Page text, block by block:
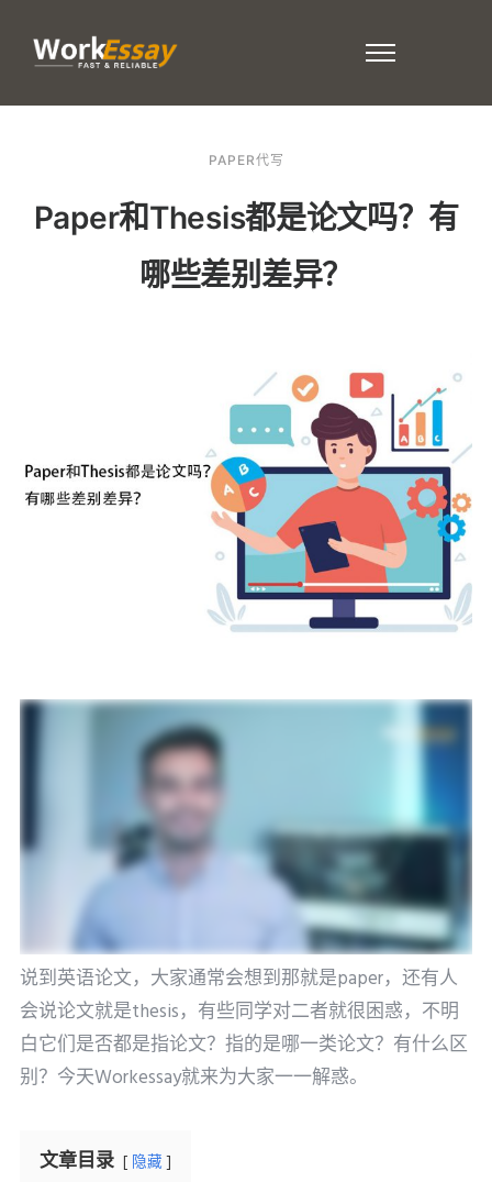
PAPER代写
Paper和Thesis都是论文吗？有
哪些差别差异？
说到英语论文，大家通常会想到那就是paper，还有人
会说论文就是thesis，有些同学对二者就很困惑，不明
白它们是否都是指论文？指的是哪一类论文？有什么区
别？今天Workessay就来为大家一一解惑。
文章目录 隐藏